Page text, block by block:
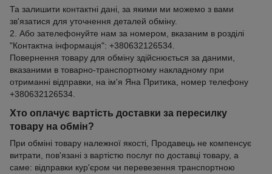
Та залишити контактні дані, за якими ми можемо з вами
зв'язатися для уточнення деталей обміну.
2. Або зателефонуйте нам за номером, вказаним в розділі
"Контактна інформація": +380632126534.
Повернення товару для обміну здійснюється за даними,
вказаними в товарно-транспортному накладному при
отриманні відправки, на ім'я Яна Притика, номер телефону
+380632126534.
Хто оплачує вартість доставки за пересилку
товару на обмін?
При обміні товару належної якості, Продавець не компенсує
витрати, пов'язані з вартістю послуг по доставці товару, а
саме: відправки кур'єром чи перевезення транспортною